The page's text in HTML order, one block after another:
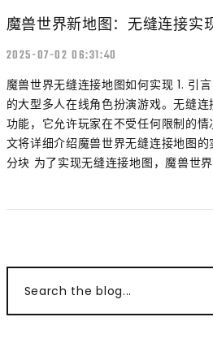
魔兽世界新地图：无缝连接实
2025-07-02 06:31:40
魔兽世界无缝连接地图如何实现 1. 引
的大型多人在线角色扮演游戏。无缝
功能，它允许玩家在不受任何限制的
文将详细介绍魔兽世界无缝连接地图
分块 为了实现无缝连接地图，魔兽世
Search the blog...